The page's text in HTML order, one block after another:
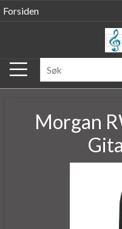
Forsiden
Morgan